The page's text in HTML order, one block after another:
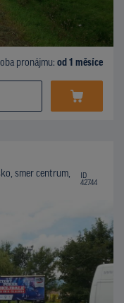
pronájmu: od 1 měsíce
smer centrum,
ID
42744